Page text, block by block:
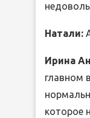
Натали:
Ирина
главном
которое